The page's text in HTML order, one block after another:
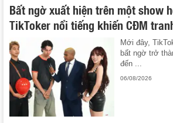
Bất ngờ xuất hiện trên một show
TikToker nổi tiếng khiến CĐM
Mới đây,
bất ngờ trở
đến ...
06/08/2026